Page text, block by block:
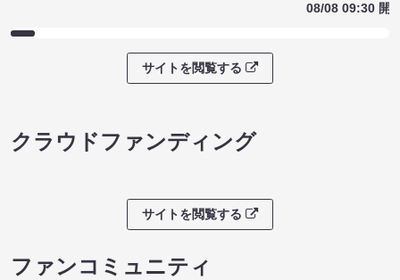
08/08 09:30 開
サイトを閲覧する
クラウドファンディング
サイトを閲覧する
ファンコミュニティ